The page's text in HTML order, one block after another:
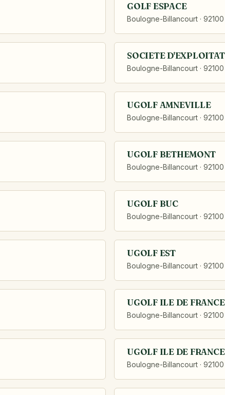
GOLF ESPACE
Boulogne-Billancourt · 92100
SOCIETE
Boulogne-Billancourt · 92100
UGOLF AMNEVILLE
Boulogne-Billancourt · 92100
UGOLF BETHEMONT
Boulogne-Billancourt · 92100
UGOLF BUC
Boulogne-Billancourt · 92100
UGOLF EST
Boulogne-Billancourt · 92100
UGOLF ILE DE FRANCE
Boulogne-Billancourt · 92100
UGOLF ILE DE
Boulogne-Billancourt · 92100